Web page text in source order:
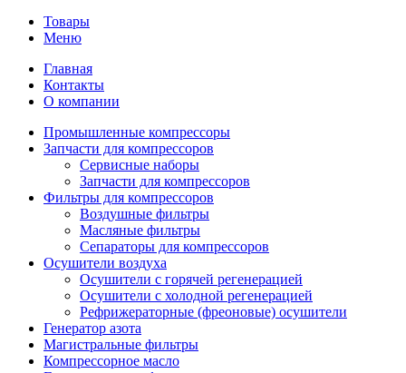
Товары
Меню
Главная
Контакты
О компании
Промышленные компрессоры
Запчасти для компрессоров
Сервисные наборы
Запчасти для компрессоров
Фильтры для компрессоров
Воздушные фильтры
Масляные фильтры
Сепараторы для компрессоров
Осушители воздуха
Осушители с горячей регенерацией
Осушители с холодной регенерацией
Рефрижераторные (фреоновые) осушители
Генератор азота
Магистральные фильтры
Компрессорное масло